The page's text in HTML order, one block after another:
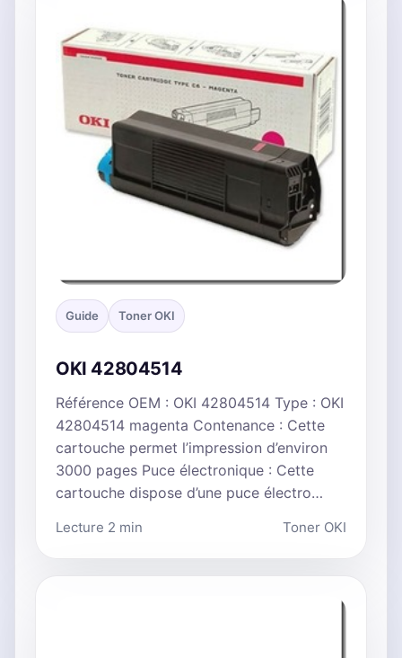
Guide Toner OKI
OKI 42804514
Référence OEM : OKI 42804514 Type : OKI
42804514 magenta Contenance : Cette
cartouche permet l’impression d’environ
3000 pages Puce électronique : Cette
cartouche dispose d’une puce électro…
Lecture 2 min Toner OKI